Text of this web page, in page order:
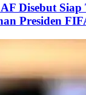
Disebut Siap
Presiden